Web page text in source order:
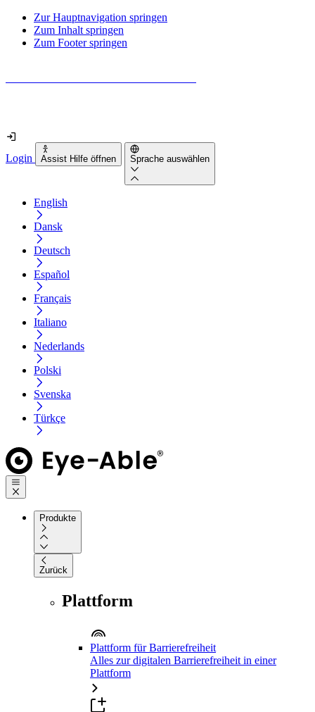
Zur Hauptnavigation springen
Zum Inhalt springen
Zum Footer springen
Login Assist Hilfe öffnen Sprache auswählen
English
Dansk
Deutsch
Español
Français
Italiano
Nederlands
Polski
Svenska
Türkçe
Produkte
Zurück
Plattform
Plattform für Barrierefreiheit
Alles zur digitalen Barrierefreiheit in einer
Plattform